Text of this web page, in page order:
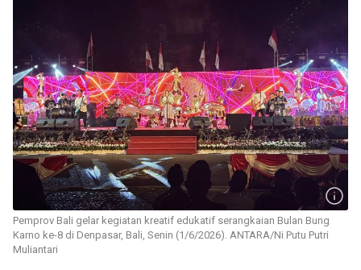
Pemprov Bali gelar kegiatan kreatif edukatif serangkaian Bulan Bung
Karno ke-8 di Denpasar, Bali, Senin (1/6/2026). ANTARA/Ni Putu Putri
Muliantari